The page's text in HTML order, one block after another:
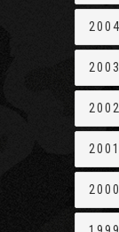
2004
2003
2002
2001
2000